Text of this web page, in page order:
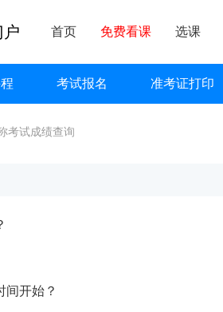
户 首页 免费看课 选课
考试报名 准考证打印
考试成绩查询
间开始？